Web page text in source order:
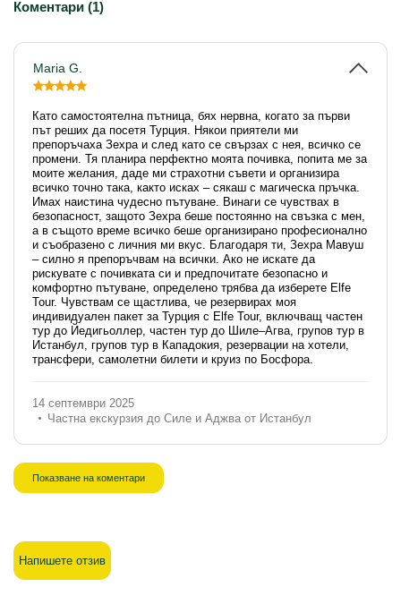
Коментари (1)
Maria G.
Като самостоятелна пътница, бях нервна, когато за първи
път реших да посетя Турция. Някои приятели ми
препоръчаха Зехра и след като се свързах с нея, всичко се
промени. Тя планира перфектно моята почивка, попита ме за
моите желания, даде ми страхотни съвети и организира
всичко точно така, както исках – сякаш с магическа пръчка.
Имах наистина чудесно пътуване. Винаги се чувствах в
безопасност, защото Зехра беше постоянно на свъзка с мен,
а в същото време всичко беше организирано професионално
и съобразено с личния ми вкус. Благодаря ти, Зехра Мавуш
– силно я препоръчвам на всички. Ако не искате да
рискувате с почивката си и предпочитате безопасно и
комфортно пътуване, определено трябва да изберете Elfe
Tour. Чувствам се щастлива, че резервирах моя
индивидуален пакет за Турция с Elfe Tour, включващ частен
тур до Йедигьоллер, частен тур до Шиле–Агва, групов тур в
Истанбул, групов тур в Кападокия, резервации на хотели,
трансфери, самолетни билети и круиз по Босфора.
14 септември 2025
Частна екскурзия до Силе и Аджва от Истанбул
Показване на коментари
Напишете отзив